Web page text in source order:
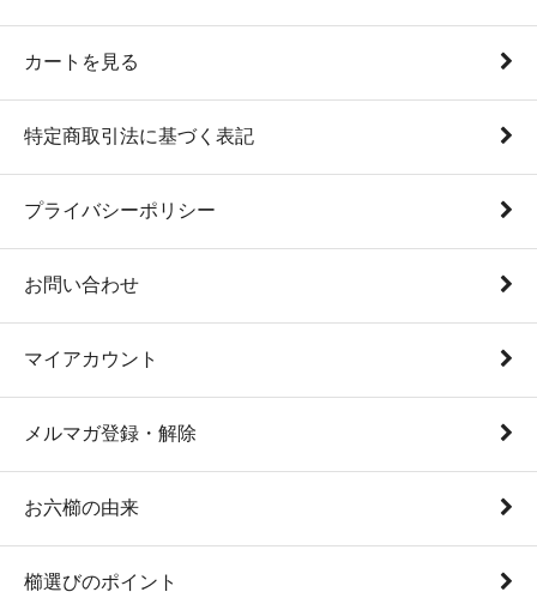
カートを見る
特定商取引法に基づく表記
プライバシーポリシー
お問い合わせ
マイアカウント
メルマガ登録・解除
お六櫛の由来
櫛選びのポイント